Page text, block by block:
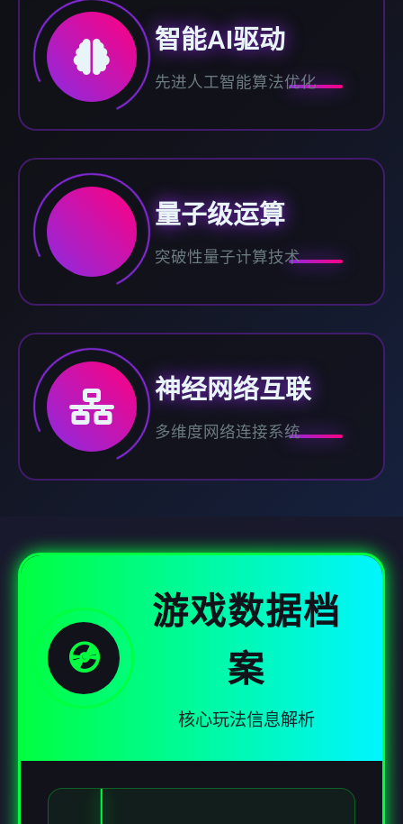
智能AI驱动
先进人工智能算法优化
量子级运算
突破性量子计算技术
神经网络互联
多维度网络连接系统
💿
游戏数据档
案
核心玩法信息解析